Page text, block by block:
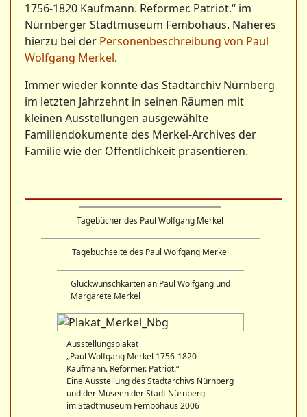
1756-1820 Kaufmann. Reformer. Patriot.“ im
Nürnberger Stadtmuseum Fembohaus. Näheres
hierzu bei der Personenbeschreibung von Paul
Wolfgang Merkel.
Immer wieder konnte das Stadtarchiv Nürnberg
im letzten Jahrzehnt in seinen Räumen mit
kleinen Ausstellungen ausgewählte
Familiendokumente des Merkel-Archives der
Familie wie der Öffentlichkeit präsentieren.
Tagebücher des Paul Wolfgang Merkel
Tagebuchseite des Paul Wolfgang Merkel
Glückwunschkarten an Paul Wolfgang und
Margarete Merkel
Ausstellungsplakat
„Paul Wolfgang Merkel 1756-1820
Kaufmann. Reformer. Patriot.“
Eine Ausstellung des Stadtarchivs Nürnberg
und der Museen der Stadt Nürnberg
im Stadtmuseum Fembohaus 2006